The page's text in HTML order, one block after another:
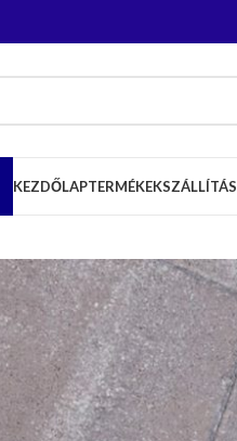
KEZDŐLAPTERMÉKEKSZÁLLÍTÁS